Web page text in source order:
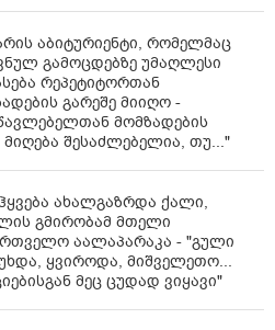
აბიტურიენტი, რომელმაც
გამოცდებზე უმაღლესი
რეპეტიტორთან
გარეშე მიიღო -
მომზადების
შესაძლებელია, თუ..."
ახალგაზრდა ქალი,
გმირობამ მთელი
აალაპარაკა - "გული
ყვიროდა, მიშველეთო...
მეც ცუდად ვიყავი"